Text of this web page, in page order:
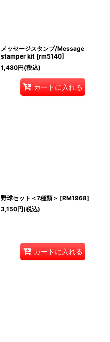
メッセージスタンプ/Message
stamper kit [rm5140]
1,480円(税込)
カートに入れる
野球セット＜7種類＞ [RM1968]
3,150円(税込)
カートに入れる